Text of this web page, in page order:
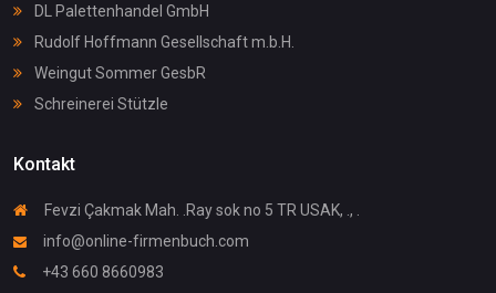
DL Palettenhandel GmbH
Rudolf Hoffmann Gesellschaft m.b.H.
Weingut Sommer GesbR
Schreinerei Stützle
Kontakt
Fevzi Çakmak Mah. .Ray sok no 5 TR USAK, ., .
info@online-firmenbuch.com
+43 660 8660983